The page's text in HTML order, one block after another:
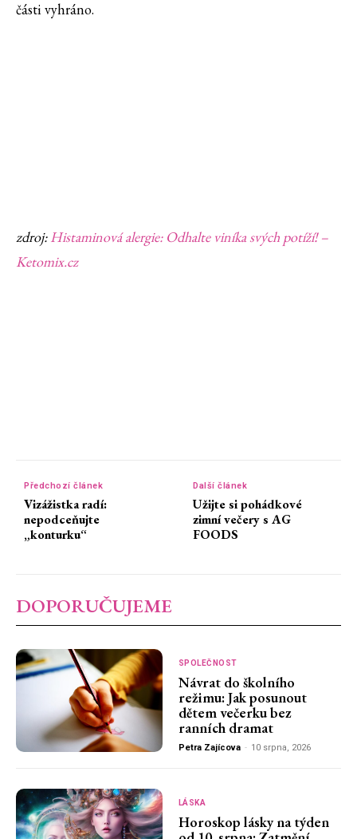
části vyhráno.
zdroj:Histaminová alergie: Odhalte viníka svých potíží! –
Ketomix.cz
Předchozí článek
Vizážistka radí:
nepodceňujte
„konturku“
Další článek
Užijte si pohádkové
zimní večery s AG
FOODS
DOPORUČUJEME
SPOLEČNOST
Návrat do školního
režimu: Jak posunout
dětem večerku bez
ranních dramat
Petra Zajícova - 10 srpna, 2026
LÁSKA
Horoskop lásky na týden